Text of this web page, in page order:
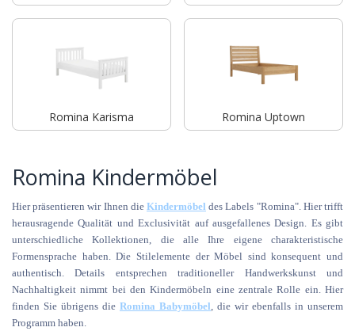
Romina Karisma Romina Uptown
Romina Kindermöbel
Hier präsentieren wir Ihnen die Kindermöbel des Labels "Romina". Hier trifft
herausragende Qualität und Exclusivität auf ausgefallenes Design. Es gibt
unterschiedliche Kollektionen, die alle Ihre eigene charakteristische
Formensprache haben. Die Stilelemente der Möbel sind konsequent und
authentisch. Details entsprechen traditioneller Handwerkskunst und
Nachhaltigkeit nimmt bei den Kindermöbeln eine zentrale Rolle ein. Hier
finden Sie übrigens die Romina Babymöbel , die wir ebenfalls in unserem
Programm haben.